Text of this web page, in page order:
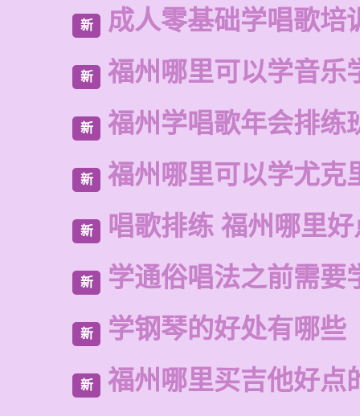
新 成人零基础学唱歌培
新 福州哪里可以学音乐
新 福州学唱歌年会排练
新 福州哪里可以学尤克
新 唱歌排练 福州哪里
新 学通俗唱法之前需要
新 学钢琴的好处有哪些
新 福州哪里买吉他好点